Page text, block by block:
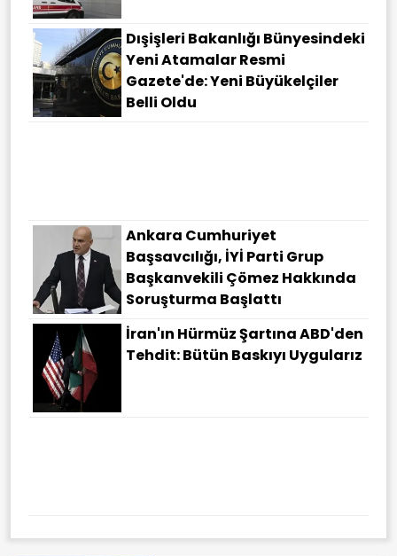
Dışişleri Bakanlığı Bünyesindeki
Yeni Atamalar Resmi
Gazete'de: Yeni Büyükelçiler
Belli Oldu
Ankara Cumhuriyet
Başsavcılığı, İYİ Parti Grup
Başkanvekili Çömez Hakkında
Soruşturma Başlattı
İran'ın Hürmüz Şartına ABD'den
Tehdit: Bütün Baskıyı Uygularız